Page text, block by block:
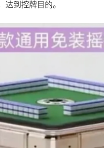
到控牌目的。